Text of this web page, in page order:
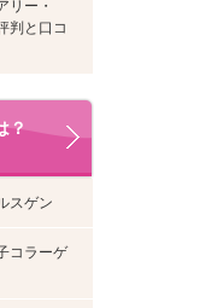
リー・
判と口コ
？
スゲン
コラーゲ